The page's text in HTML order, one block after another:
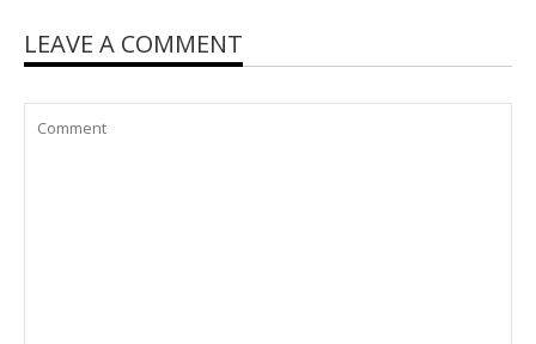
LEAVE A COMMENT